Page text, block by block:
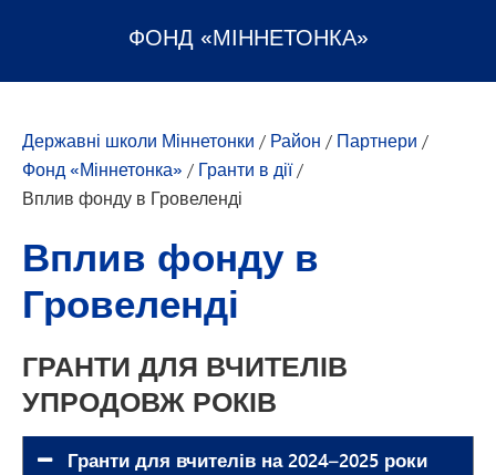
ФОНД «МІННЕТОНКА»
Державні школи Міннетонки / Район / Партнери /
Фонд «Міннетонка» / Гранти в дії/
Вплив фонду в Гровеленді
Вплив фонду в
Гровеленді
ГРАНТИ ДЛЯ ВЧИТЕЛІВ
УПРОДОВЖ РОКІВ
Гранти для вчителів на 2024–2025 роки